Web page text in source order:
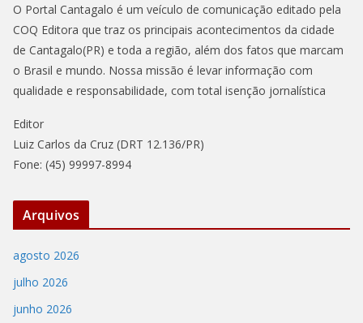
O Portal Cantagalo é um veículo de comunicação editado pela
COQ Editora que traz os principais acontecimentos da cidade
de Cantagalo(PR) e toda a região, além dos fatos que marcam
o Brasil e mundo. Nossa missão é levar informação com
qualidade e responsabilidade, com total isenção jornalística
Editor
Luiz Carlos da Cruz (DRT 12.136/PR)
Fone: (45) 99997-8994
Arquivos
agosto 2026
julho 2026
junho 2026